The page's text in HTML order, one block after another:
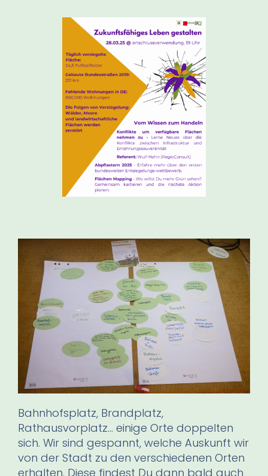
Bahnhofsplatz, Brandplatz,
Rathausvorplatz… einige Orte doppelten
sich. Wir sind gespannt, welche Auskunft wir
von der Stadt zu den verschiedenen Orten
erhalten. Diese findest Du dann bald auch